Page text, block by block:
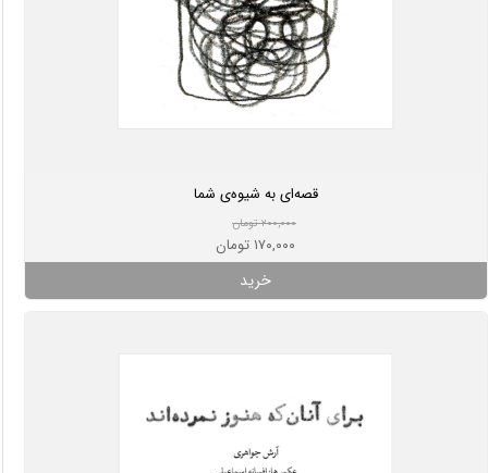
قصه‌ای به شیوه‌ی شما
۲۰۰,۰۰۰ تومان
۱۷۰,۰۰۰ تومان
خرید